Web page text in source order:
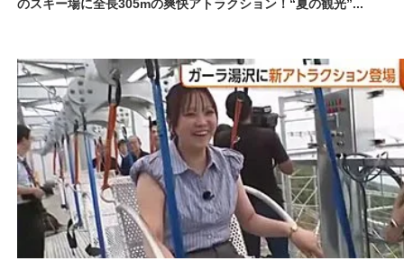
のスキー場に全長305mの爽快アトラクション！“夏の観光”...